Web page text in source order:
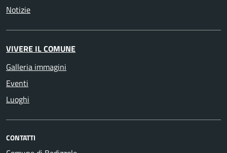
Notizie
VIVERE IL COMUNE
Galleria immagini
Eventi
Luoghi
CONTATTI